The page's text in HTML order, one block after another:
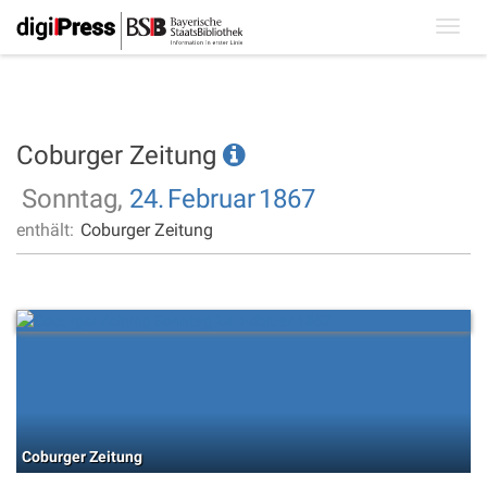
Coburger Zeitung
Sonntag, 24. Februar1867
enthält: Coburger Zeitung
Coburger Zeitung